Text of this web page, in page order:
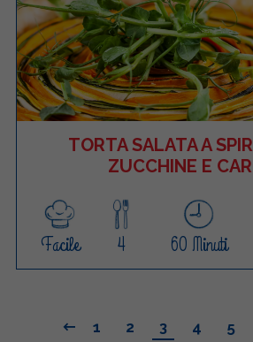
TORTA SALATA A
ZUCCHINE E
Facile 4 60 Minuti
1 2 3 4 5